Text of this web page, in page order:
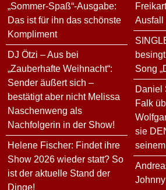
„Sommer-Spaß“-Ausgabe:
Das ist für ihn das schönste
Kompliment
DJ Ötzi – Aus bei
„Zauberhafte Weihnacht“:
Sender äußert sich –
bestätigt aber nicht Melissa
Naschenweng als
Nachfolgerin in der Show!
Helene Fischer: Findet ihre
Show 2026 wieder statt? So
ist der aktuelle Stand der
Dinge!
Ausfall
Song
Daniel
Falk
sie